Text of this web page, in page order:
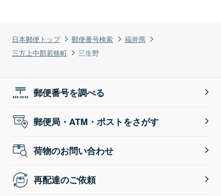
日本郵便トップ 郵便番号検索
福井県
三方上中郡若狭町
三生野
郵便番号を調べる
郵便局・ATM・ポストをさがす
荷物のお問い合わせ
再配達のご依頼